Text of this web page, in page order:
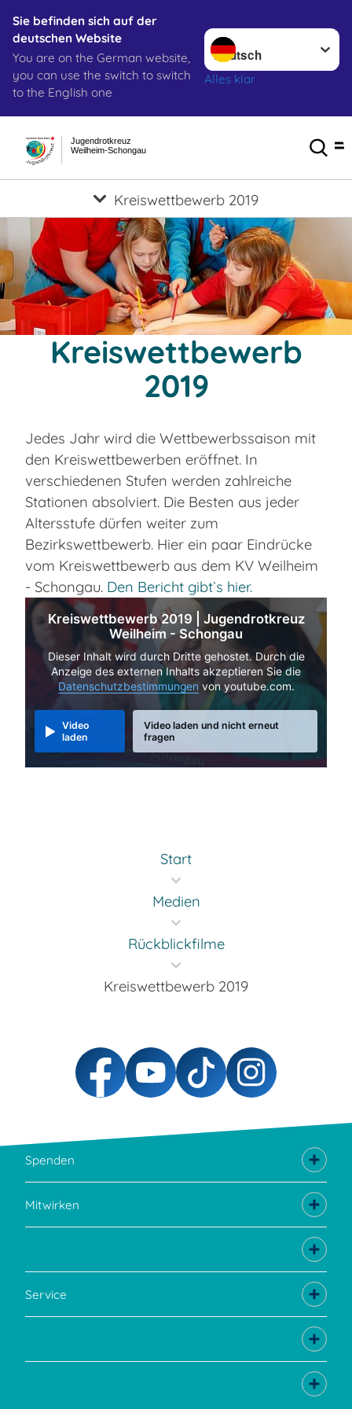
Sie befinden sich auf der
deutschen Website
You are on the German website,
you can use the switch to switch
to the English one
Sprache wechseln zu
Alles klar
Weilheim-Schongau
Jugendrotkreuz
Kreiswettbewerb 2019
Kreiswettbewerb
2019
Jedes Jahr wird die Wettbewerbssaison mit
den Kreiswettbewerben eröffnet. In
verschiedenen Stufen werden zahlreiche
Stationen absolviert. Die Besten aus jeder
Altersstufe dürfen weiter zum
Bezirkswettbewerb. Hier ein paar Eindrücke
vom Kreiswettbewerb aus dem KV Weilheim
- Schongau. Den Bericht gibt`s hier.
Kreiswettbewerb 2019 | Jugendrotkreuz
Weilheim - Schongau
Dieser Inhalt wird durch Dritte gehostet. Durch die
Anzeige des externen Inhalts akzeptieren Sie die
Datenschutzbestimmungen von youtube.com.
Video
laden
Video laden und nicht erneut
fragen
Start
Medien
Rückblickfilme
Kreiswettbewerb 2019
Spenden
Mitwirken
Service